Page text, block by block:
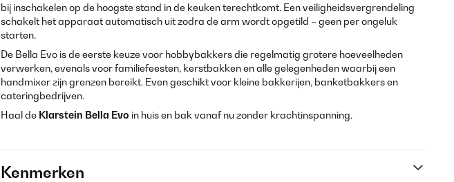
bij inschakelen op de hoogste stand in de keuken terechtkomt. Een veiligheidsvergrendeling
schakelt het apparaat automatisch uit zodra de arm wordt opgetild – geen per ongeluk
starten.
De Bella Evo is de eerste keuze voor hobbybakkers die regelmatig grotere hoeveelheden
verwerken, evenals voor familiefeesten, kerstbakken en alle gelegenheden waarbij een
handmixer zijn grenzen bereikt. Even geschikt voor kleine bakkerijen, banketbakkers en
cateringbedrijven.
Haal de Klarstein Bella Evo in huis en bak vanaf nu zonder krachtinspanning.
Kenmerken